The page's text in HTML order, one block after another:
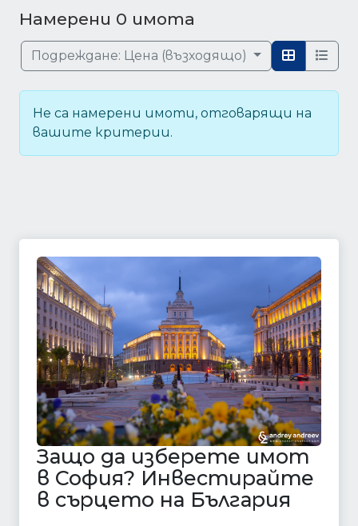
Намерени 0 имота
Подреждане: Цена (възходящо)
Не са намерени имоти, отговарящи на
вашите критерии.
Защо да изберете имот
в София? Инвестирайте
в сърцето на България